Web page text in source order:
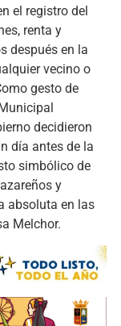
el registro del
renta y
después en la
vecino o
gesto de
decidieron
día antes de la
simbólico de
y
absoluta en las
Melchor.